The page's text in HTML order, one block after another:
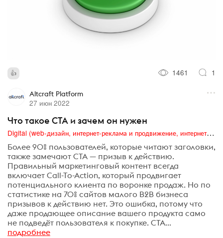
1461 1
Altcraft Platform
27 июн 2022
Что такое CTA и зачем он нужен
Digital (web-дизайн, интернет-реклама и продвижение, интернет-сообщества и блоги, интернет-коммуникации, мобильный маркетинг, реклама на цифровых экранах)
Более 90% пользователей, которые читают заголовки,
также замечают CTA — призыв к действию.
Правильный маркетинговый контент всегда
включает Call-To-Action, который продвигает
потенциального клиента по воронке продаж. Но по
статистике на 70% сайтов малого B2B бизнеса
призывов к действию нет. Это ошибка, потому что
даже продающее описание вашего продукта само
не подведёт пользователя к покупке. CTA...
подробнее